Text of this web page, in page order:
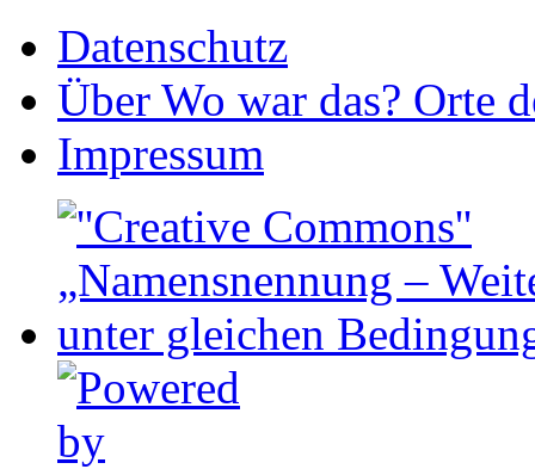
Datenschutz
Über Wo war das? Orte
Impressum